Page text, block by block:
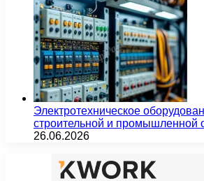
Электротехническое
строительной и промышленной
26.06.2026